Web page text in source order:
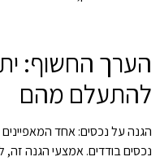
הערך החשוף:
להתעלם מהם
הגנה על נכסים: אחד
נכסים בודדים. אמצעי הגנה